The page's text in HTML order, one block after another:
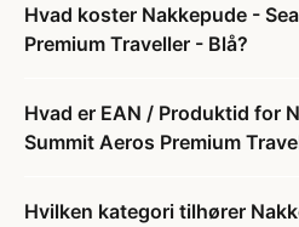
Hvad koster Nakkepude -
Premium Traveller - Blå?
Hvad er EAN / Produktid for
Summit Aeros Premium
Hvilken kategori tilhører